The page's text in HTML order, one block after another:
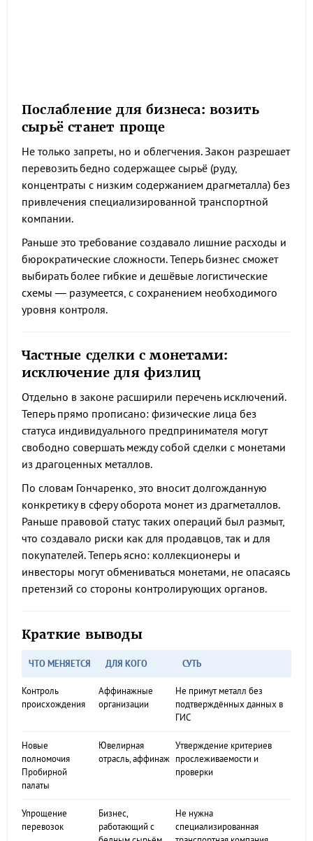
Послабление для бизнеса: возить
сырьё станет проще
Не только запреты, но и облегчения. Закон разрешает
перевозить бедно содержащее сырьё (руду,
концентраты с низким содержанием драгметалла) без
привлечения специализированной транспортной
компании.
Раньше это требование создавало лишние расходы и
бюрократические сложности. Теперь бизнес сможет
выбирать более гибкие и дешёвые логистические
схемы — разумеется, с сохранением необходимого
уровня контроля.
Частные сделки с монетами:
исключение для физлиц
Отдельно в законе расширили перечень исключений.
Теперь прямо прописано: физические лица без
статуса индивидуального предпринимателя могут
свободно совершать между собой сделки с монетами
из драгоценных металлов.
По словам Гончаренко, это вносит долгожданную
конкретику в сферу оборота монет из драгметаллов.
Раньше правовой статус таких операций был размыт,
что создавало риски как для продавцов, так и для
покупателей. Теперь ясно: коллекционеры и
инвесторы могут обмениваться монетами, не опасаясь
претензий со стороны контролирующих органов.
Краткие выводы
ЧТО МЕНЯЕТСЯ ДЛЯ КОГО СУТЬ
Контроль
происхождения
Аффинажные
организации
Не примут металл без
подтверждённых данных в
ГИС
Новые
полномочия
Пробирной
палаты
Ювелирная
отрасль, аффинаж
Утверждение критериев
прослеживаемости и
проверки
Упрощение
перевозок
Бизнес,
работающий с
Не нужна
специализированная